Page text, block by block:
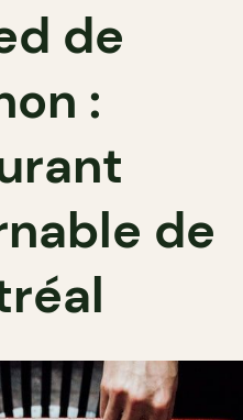
de
:
de